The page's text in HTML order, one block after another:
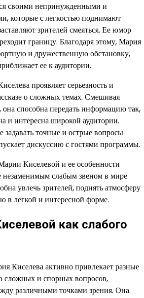
своими непринужденными и
которые с легкостью поднимают
зрителей смеяться. Ее юмор
границу. Благодаря этому, Мария
и дружественную обстановку,
ее к аудитории.
проявляет серьезность и
о сложных темах. Смешивая
она способна передать информацию так,
и интересна широкой аудитории.
задавать точные и острые вопросы
дискуссию с гостями программы.
Киселевой и ее особенности
незаменимым слабым звеном в мире
увлечь зрителей, поднять атмосферу
в легкой и интересной форме.
как слабого
Киселева активно привлекает разные
сложных и спорных вопросов,
различными точками зрения. Она